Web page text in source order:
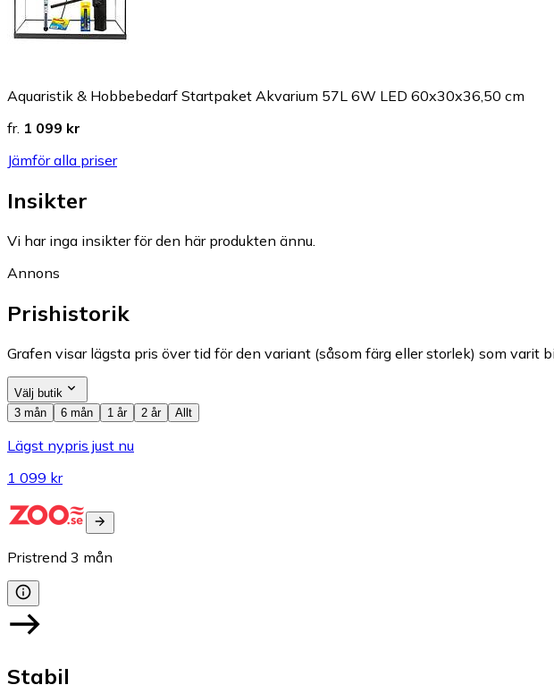
Aquaristik & Hobbebedarf Startpaket Akvarium 57L 6W LED 60x30x36,50 cm
fr. 1 099 kr
Jämför alla priser
Insikter
Vi har inga insikter för den här produkten ännu.
Annons
Prishistorik
Grafen visar lägsta pris över tid för den variant (såsom färg eller storlek) som varit
Välj butik
3 mån
6 mån 1 år 2 år Allt
Lägst nypris just nu
1 099 kr
Pristrend 3 mån
Stabil